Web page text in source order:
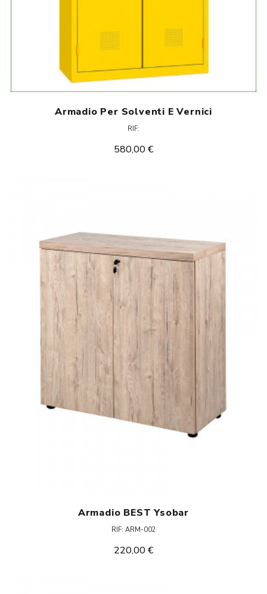
Armadio Per Solventi E Vernici
RIF:
580,00 €
Armadio BEST Ysobar
RIF: ARM-002
220,00 €